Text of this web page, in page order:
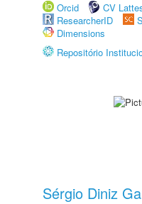
Orcid
CV
ResearcherID
Dimensions
Repositório
Sérgio Diniz